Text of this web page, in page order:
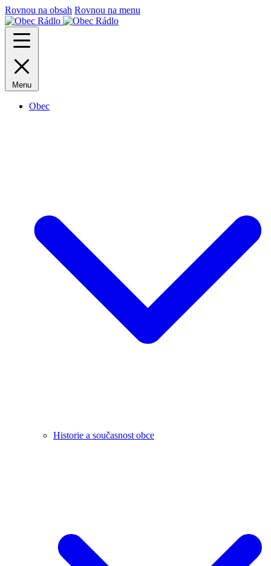
Rovnou na obsah Rovnou na menu
Menu
Obec
Historie a současnost obce